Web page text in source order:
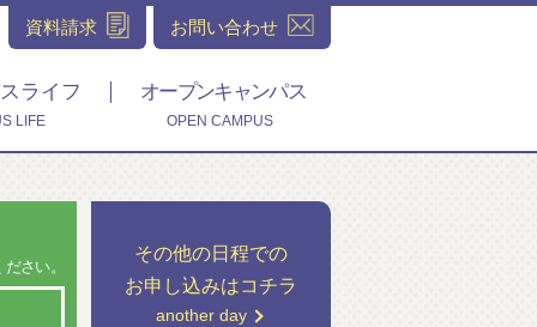
資料請求 お問い合わせ
ライフ
LIFE
オープンキャンパス
OPEN CAMPUS
さい。
その他の日程での
お申し込みはコチラ
another day